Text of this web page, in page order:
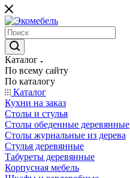
Каталог
По всему сайту
По каталогу
Каталог
Кухни на заказ
Столы и стулья
Столы обеденные деревянные
Столы журнальные из дерева
Стулья деревянные
Табуреты деревянные
Корпусная мебель